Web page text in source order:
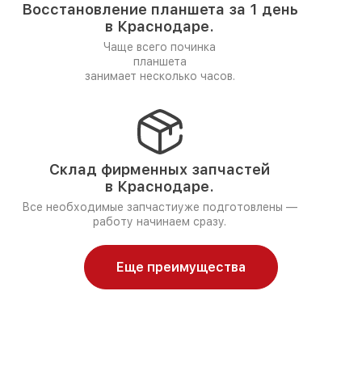
Восстановление планшета за 1 день
в Краснодаре.
Чаще всего починка
планшета
занимает несколько часов.
Склад фирменных запчастей
в Краснодаре.
Все необходимые запчастиуже подготовлены —
работу начинаем сразу.
Еще преимущества